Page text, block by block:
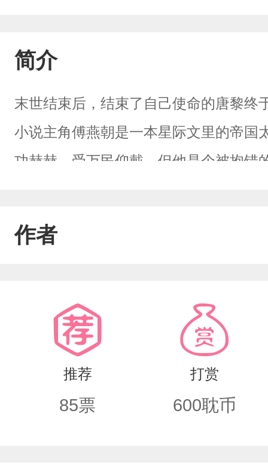
简介
末世结束后，结束了自己使命的唐黎终
小说主角傅燕朝是一本星际文里的帝国
功赫赫，受万民仰戴。但他是个被抱错
沦落到废星后，他被人打断了双腿，
从前的温润优雅，变得疯批暴戾。他
尽折磨不得好死。随着他的识海崩溃
所有人为他陪葬。最后的最后，主角
作者
推荐
85票
打赏
600耽币